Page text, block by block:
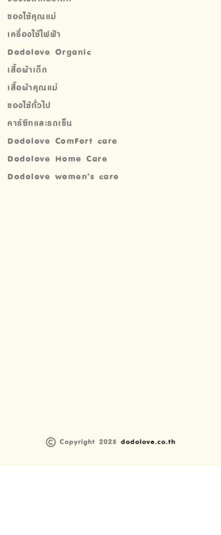
ของใช้คุณแม่
เครื่องใช้ไฟฟ้า
Dodolove Organic
เสื้อผ้าเด็ก
เสื้อผ้าคุณแม่
ของใช้ทั่วไป
คาร์ซีทและรถเข็น
Dodolove ComFort care
Dodolove Home Care
Dodolove women’s care
Copyright 2025 dodolove.co.th